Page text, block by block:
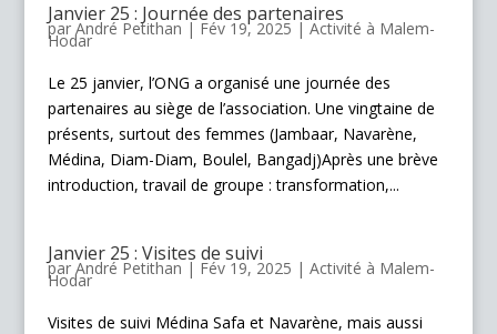
Janvier 25 : Journée des partenaires
par André Petithan | Fév 19, 2025 | Activité à Malem-
Hodar
Le 25 janvier, l’ONG a organisé une journée des
partenaires au siège de l’association. Une vingtaine de
présents, surtout des femmes (Jambaar, Navarène,
Médina, Diam-Diam, Boulel, Bangadj)Après une brève
introduction, travail de groupe : transformation,...
Janvier 25 : Visites de suivi
par André Petithan | Fév 19, 2025 | Activité à Malem-
Hodar
Visites de suivi Médina Safa et Navarène, mais aussi